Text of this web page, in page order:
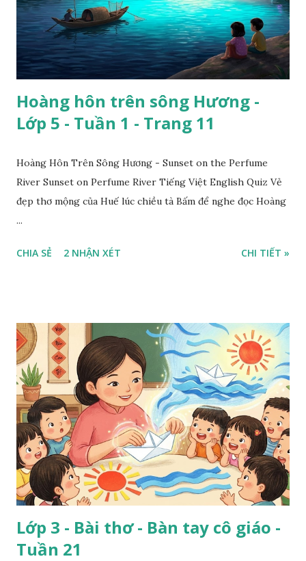
Hoàng hôn trên sông Hương -
Lớp 5 - Tuần 1 - Trang 11
Hoàng Hôn Trên Sông Hương - Sunset on the Perfume
River Sunset on Perfume River Tiếng Việt English Quiz Vẻ
đẹp thơ mộng của Huế lúc chiều tà Bấm để nghe đọc Hoàng
...
CHIA SẺ 2 NHẬN XÉT CHI TIẾT »
Lớp 3 - Bài thơ - Bàn tay cô giáo -
Tuần 21